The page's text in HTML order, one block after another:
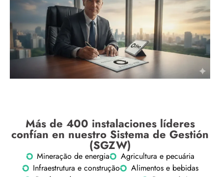
Más de 400 instalaciones líderes
confían en nuestro Sistema de Gestión
(SGZW)
Mineração de energia
Agricultura e pecuária
Infraestrutura e construção
Alimentos e bebidas